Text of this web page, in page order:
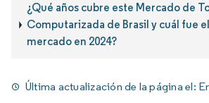
¿Qué años cubre este Mercado de
Computarizada de Brasil y cuál fue
mercado en 2024?
Última actualización de la página el: